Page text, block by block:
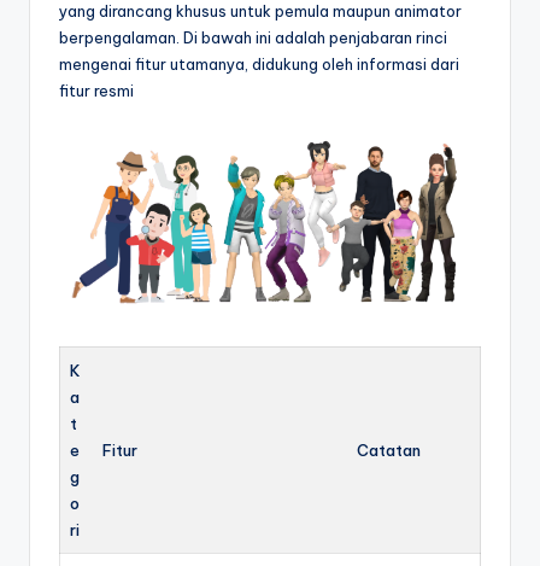
yang dirancang khusus untuk pemula maupun animator
berpengalaman. Di bawah ini adalah penjabaran rinci
mengenai fitur utamanya, didukung oleh informasi dari
fitur resmi
K
a
t
e
g
o
ri
Fitur Catatan